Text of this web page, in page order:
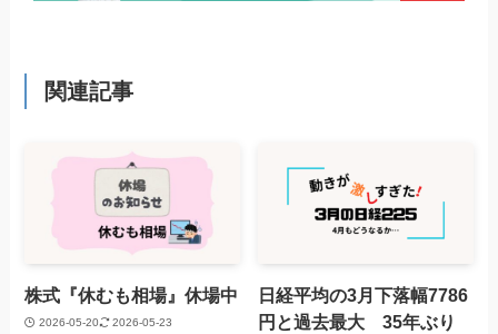
関連記事
株式『休むも相場』休場中
2026-05-20 2026-05-23
日経平均の3月下落幅7786
円と過去最大 35年ぶり